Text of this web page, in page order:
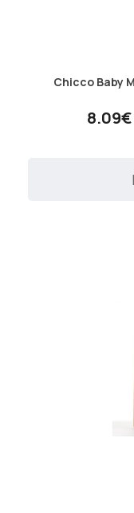
Chicco Baby
8.09€